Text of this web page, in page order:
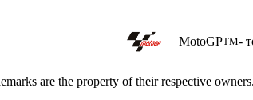
MotoGPTM-
are the property of their respective owners.